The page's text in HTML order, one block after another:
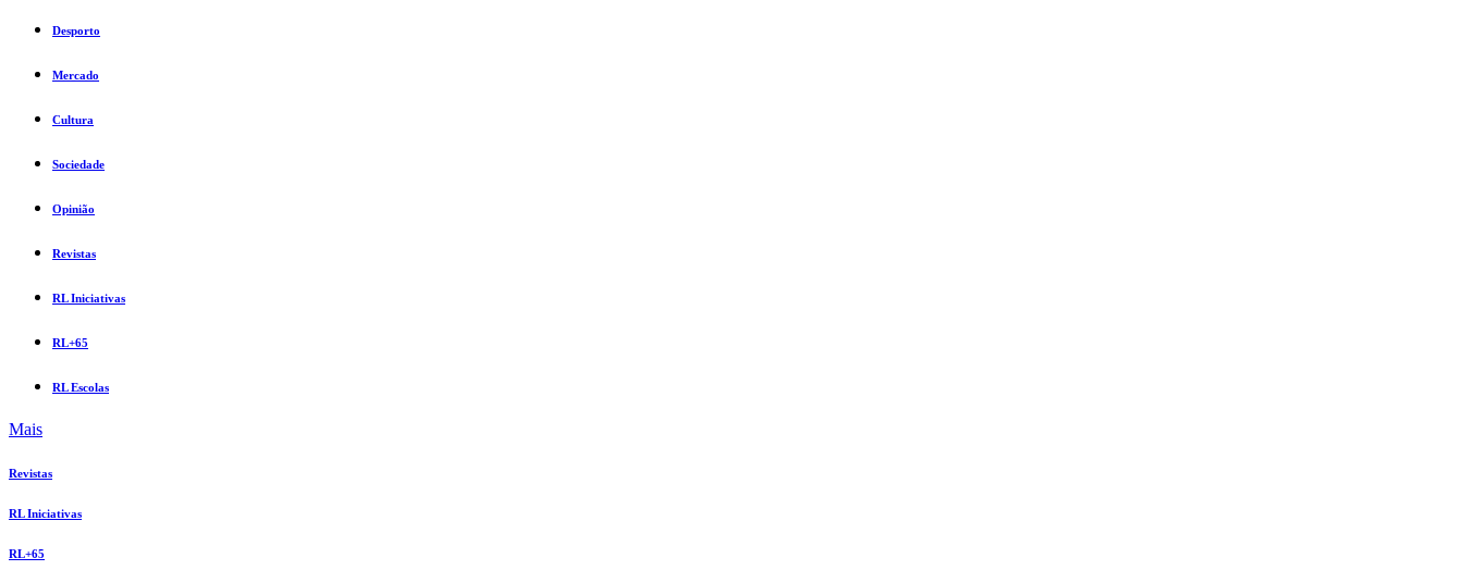
Desporto
Mercado
Cultura
Sociedade
Opinião
Revistas
RL Iniciativas
RL+65
RL Escolas
Mais
Revistas
RL Iniciativas
RL+65